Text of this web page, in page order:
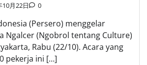
10月22日 0
(Persero) menggelar
Ngalcer (Ngobrol tentang Culture)
Rabu (22/10). Acara yang
pekerja ini […]